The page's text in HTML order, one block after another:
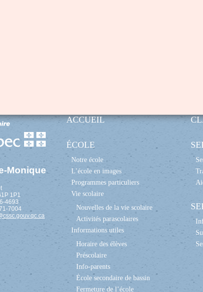
Monique
1P1
4693
7004
ACCUEIL
ÉCOLE
Notre école
L’école en images
Programmes particuliers
Vie scolaire
Nouvelles de la vie scolaire
Activités parascolaires
Informations utiles
Horaire des élèves
Préscolaire
Info-parents
École secondaire de bassin
Fermeture de l’école